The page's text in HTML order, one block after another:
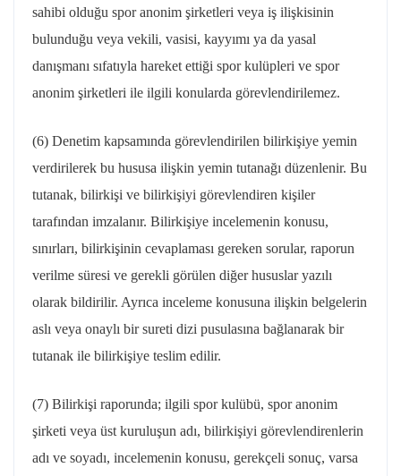
sahibi olduğu spor anonim şirketleri veya iş ilişkisinin
bulunduğu veya vekili, vasisi, kayyımı ya da yasal
danışmanı sıfatıyla hareket ettiği spor kulüpleri ve spor
anonim şirketleri ile ilgili konularda görevlendirilemez.
(6) Denetim kapsamında görevlendirilen bilirkişiye yemin
verdirilerek bu hususa ilişkin yemin tutanağı düzenlenir. Bu
tutanak, bilirkişi ve bilirkişiyi görevlendiren kişiler
tarafından imzalanır. Bilirkişiye incelemenin konusu,
sınırları, bilirkişinin cevaplaması gereken sorular, raporun
verilme süresi ve gerekli görülen diğer hususlar yazılı
olarak bildirilir. Ayrıca inceleme konusuna ilişkin belgelerin
aslı veya onaylı bir sureti dizi pusulasına bağlanarak bir
tutanak ile bilirkişiye teslim edilir.
(7) Bilirkişi raporunda; ilgili spor kulübü, spor anonim
şirketi veya üst kuruluşun adı, bilirkişiyi görevlendirenlerin
adı ve soyadı, incelemenin konusu, gerekçeli sonuç, varsa